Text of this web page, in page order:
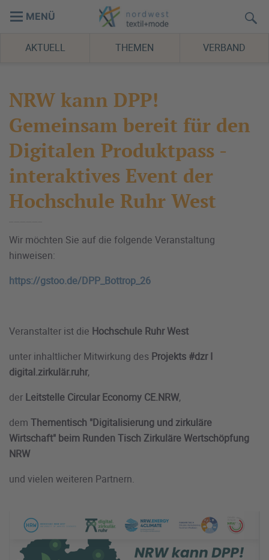
MENÜ
AKTUELL THEMEN VERBAND
NRW kann DPP!
Gemeinsam bereit für den
Digitalen Produktpass -
interaktives Event der
Hochschule Ruhr West
Wir möchten Sie auf die folgende Veranstaltung
hinweisen:
https://gstoo.de/DPP_Bottrop_26
Veranstalter ist die Hochschule Ruhr West
unter inhaltlicher Mitwirkung des Projekts #dzr I
digital.zirkulär.ruhr,
der Leitstelle Circular Economy CE.NRW,
dem Thementisch "Digitalisierung und zirkuläre
Wirtschaft" beim Runden Tisch Zirkuläre Wertschöpfung
NRW
und vielen weiteren Partnern.